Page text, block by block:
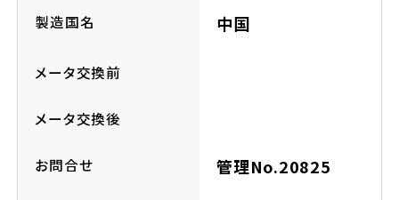
製造国名 中国
メータ交換前
メータ交換後
お問合せ 管理No.20825
ホンダドリーム 大宮
ホンダドリーム 狭山
ホンダドリーム 東浦和
ホンダドリーム 草加